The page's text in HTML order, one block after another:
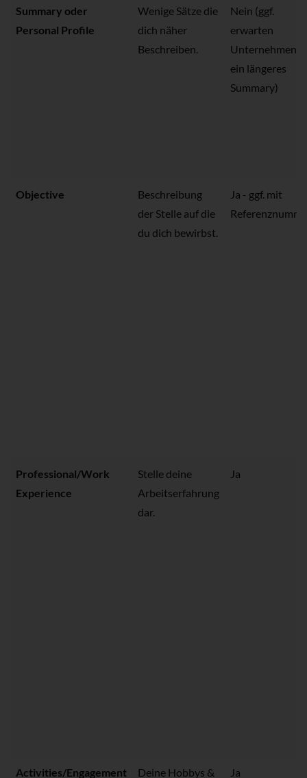
Summary oder
Personal Profile
Wenige Sätze die
dich näher
Beschreiben.
Nein (ggf.
erwarten
Unternehmen
ein längeres
Summary)
Objective
Beschreibung
der Stelle auf die
du dich bewirbst.
Ja - ggf. mit
Professional/Work
Experience
Stelle deine
Arbeitserfahrung
dar.
Ja
Activities/Engagement Deine Hobbys & Ja